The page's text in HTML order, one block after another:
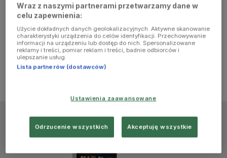
console for
more
information)
Wraz z naszymi partnerami przetwarzamy dane w
celu zapewnienia:
Użycie dokładnych danych geolokalizacyjnych. Aktywne skanowanie
charakterystyki urządzenia do celów identyfikacji. Przechowywanie
informacji na urządzeniu lub dostęp do nich. Spersonalizowane
reklamy i treści, pomiar reklam i treści, badnie odbiorców i
ulepszanie usług.
Lista partnerów (dostawców)
Ustawienia zaawansowane
Odrzucenie wszystkich Akceptuję wszystkie